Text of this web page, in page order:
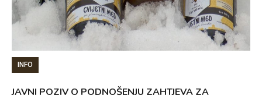
INFO
JAVNI POZIV O PODNOŠENJU ZAHTJEVA ZA